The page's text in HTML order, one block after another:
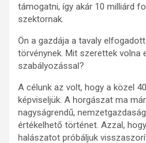
támogatni, így akár 10 milliárd
szektornak.
Ön a gazdája a tavaly
törvénynek. Mit szerettek volna
szabályozással?
A célunk az volt, hogy a közel
képviseljük. A horgászat ma
nagyságrendű,
értékelhető történet. Azzal,
halászatot próbáljuk